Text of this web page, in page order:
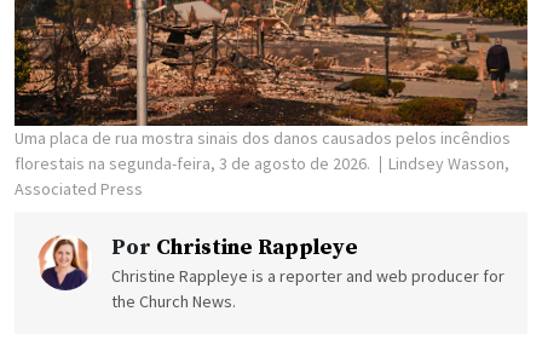
Uma placa de rua mostra sinais dos danos causados pelos incêndios
florestais na segunda-feira, 3 de agosto de 2026.
Lindsey Wasson,
Associated Press
Por Christine Rappleye
Christine Rappleye is a reporter and web producer for
the Church News.